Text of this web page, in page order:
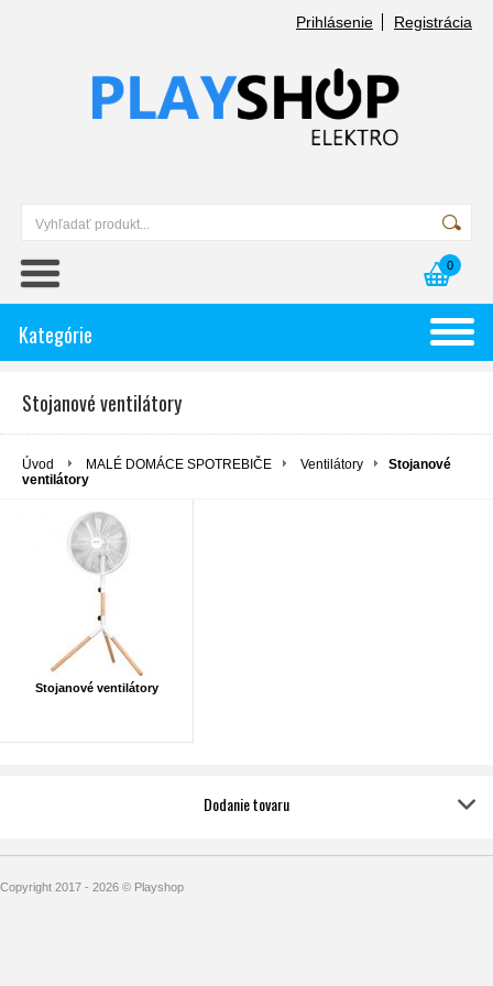
Prihlásenie Registrácia
0
Kategórie
Stojanové ventilátory
Úvod MALÉ DOMÁCE SPOTREBIČE Ventilátory
Stojanové
ventilátory
Stojanové ventilátory
Dodanie tovaru
Copyright 2017 - 2026 © Playshop